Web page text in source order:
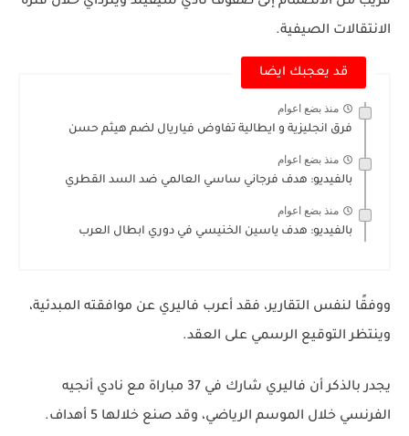
الانتقالات الصيفية.
قد يعجبك ايضا
منذ بضع اعوام
فرق انجليزية و ايطالية تفاوض فياريال لضم هيثم حسن
منذ بضع اعوام
بالفيديو: هدف فرجاني ساسي العالمي ضد السد القطري
منذ بضع اعوام
بالفيديو: هدف ياسين الخنيسي في دوري ابطال العرب
ووفقًا لنفس التقارير، فقد أعرب فاليري عن موافقته المبدئية،
وينتظر التوقيع الرسمي على العقد.
يجدر بالذكر أن فاليري شارك في 37 مباراة مع نادي أنجيه
الفرنسي خلال الموسم الرياضي، وقد صنع خلالها 5 أهداف.